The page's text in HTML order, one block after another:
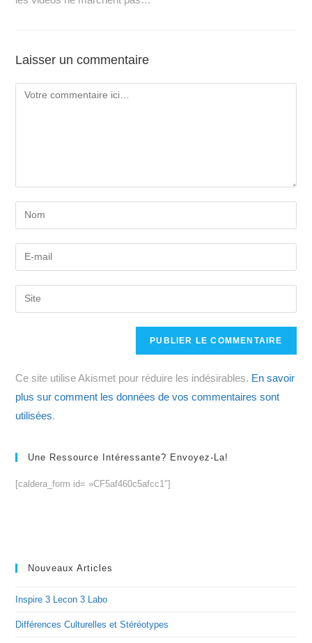
Laisser un commentaire
Comment
Enter
your
name
comment
Enter
your
email
address
Saisir
l’URL
(facultatif)
Ce site utilise Akismet pour réduire les indésirables. En savoir
plus sur comment les données de vos commentaires sont
utilisées.
Une Ressource Intéressante? Envoyez-La!
[caldera_form id= »CF5af460c5afcc1″]
Nouveaux Articles
Inspire 3 Lecon 3 Labo
Différences Culturelles et Stéréotypes